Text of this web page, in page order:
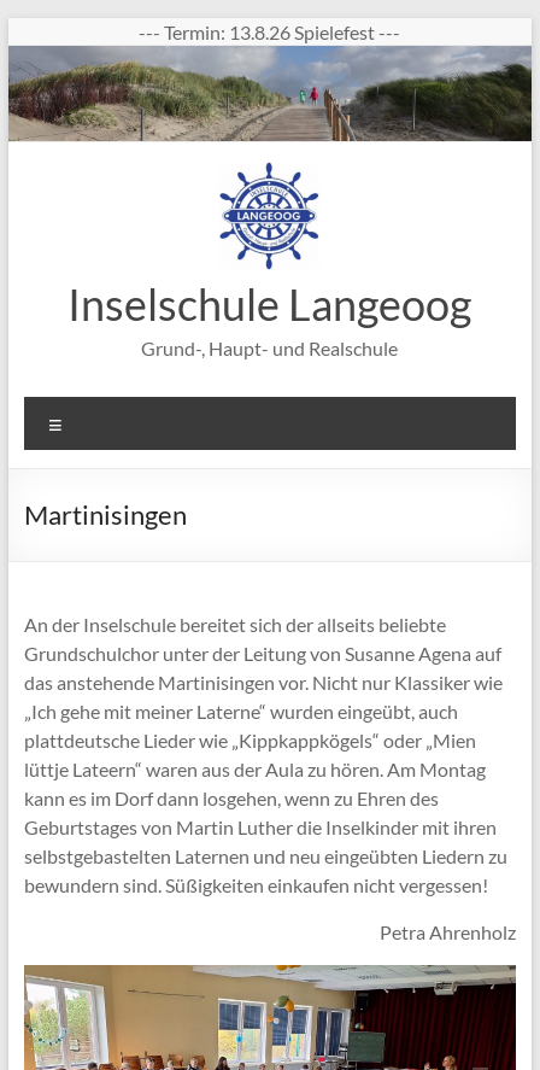
Inhalt
springen
--- Termin: 13.8.26 Spielefest ---
Inselschule Langeoog
Grund-, Haupt- und Realschule
Martinisingen
An der Inselschule bereitet sich der allseits beliebte
Grundschulchor unter der Leitung von Susanne Agena auf
das anstehende Martinisingen vor. Nicht nur Klassiker wie
„Ich gehe mit meiner Laterne“ wurden eingeübt, auch
plattdeutsche Lieder wie „Kippkappkögels“ oder „Mien
lüttje Lateern“ waren aus der Aula zu hören. Am Montag
kann es im Dorf dann losgehen, wenn zu Ehren des
Geburtstages von Martin Luther die Inselkinder mit ihren
selbstgebastelten Laternen und neu eingeübten Liedern zu
bewundern sind. Süßigkeiten einkaufen nicht vergessen!
Petra Ahrenholz